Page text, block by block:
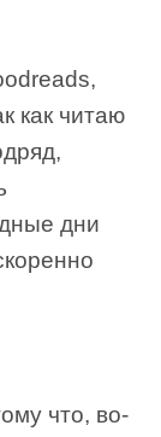
как читаю
дни
что, во-